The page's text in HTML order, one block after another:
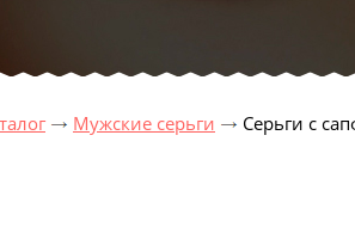
Мужские серьги Серьги с